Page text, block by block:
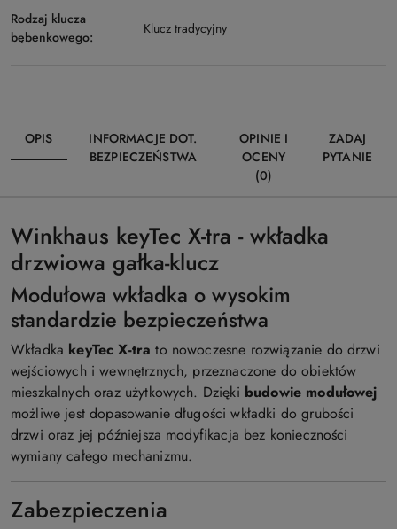
Rodzaj klucza
bębenkowego:
Klucz tradycyjny
OPIS
INFORMACJE DOT.
BEZPIECZEŃSTWA
OPINIE I
OCENY
(0)
ZADAJ
PYTANIE
Winkhaus keyTec X-tra - wkładka
drzwiowa gałka-klucz
Modułowa wkładka o wysokim
standardzie bezpieczeństwa
Wkładka keyTec X-tra to nowoczesne rozwiązanie do drzwi
wejściowych i wewnętrznych, przeznaczone do obiektów
mieszkalnych oraz użytkowych. Dzięki budowie modułowej
możliwe jest dopasowanie długości wkładki do grubości
drzwi oraz jej późniejsza modyfikacja bez konieczności
wymiany całego mechanizmu.
Zabezpieczenia